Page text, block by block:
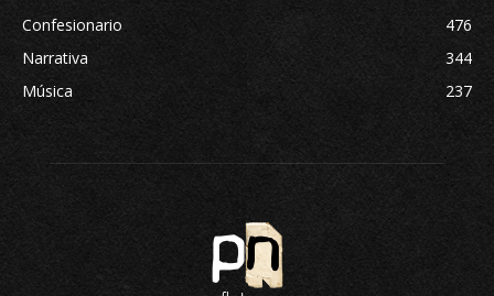
Confesionario
476
Narrativa
344
Música
237